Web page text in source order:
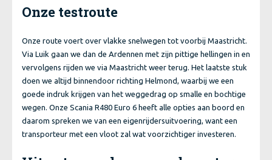
Onze testroute
Onze route voert over vlakke snelwegen tot voorbij Maastricht.
Via Luik gaan we dan de Ardennen met zijn pittige hellingen in en
vervolgens rijden we via Maastricht weer terug. Het laatste stuk
doen we altijd binnendoor richting Helmond, waarbij we een
goede indruk krijgen van het weggedrag op smalle en bochtige
wegen. Onze Scania R480 Euro 6 heeft alle opties aan boord en
daarom spreken we van een eigenrijdersuitvoering, want een
transporteur met een vloot zal wat voorzichtiger investeren.